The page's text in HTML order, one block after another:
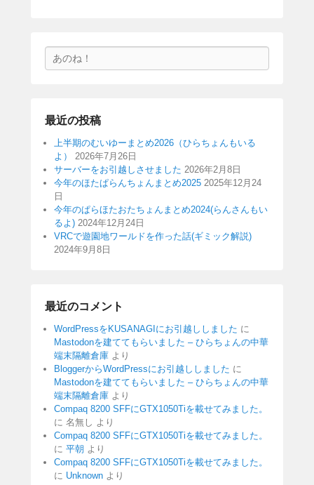
索
最近の投稿
上半期のむいゆーまとめ2026（ひらちょんもいる
よ）
2026年7月26日
サーバーをお引越しさせました 2026年2月8日
今年のほたぱらんちょんまとめ2025 2025年12月24
日
今年のぱらほたおたちょんまとめ2024(らんさんもい
るよ) 2024年12月24日
VRCで遊園地ワールドを作った話(ギミック解説)
2024年9月8日
最近のコメント
WordPressをKUSANAGIにお引越ししました に
Mastodonを建ててもらいました – ひらちょんの中華
端末隔離倉庫 より
BloggerからWordPressにお引越ししました に
Mastodonを建ててもらいました – ひらちょんの中華
端末隔離倉庫 より
Compaq 8200 SFFにGTX1050Tiを載せてみました。
に 名無し より
Compaq 8200 SFFにGTX1050Tiを載せてみました。
に 平朝 より
Compaq 8200 SFFにGTX1050Tiを載せてみました。
に Unknown より